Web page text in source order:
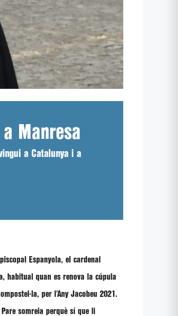
Manresa
a Catalunya i a
Espanyola, el cardenal
habitual quan es renova la cúpula
per l’Any Jacobeu 2021.
Pare somreia perquè sí que li